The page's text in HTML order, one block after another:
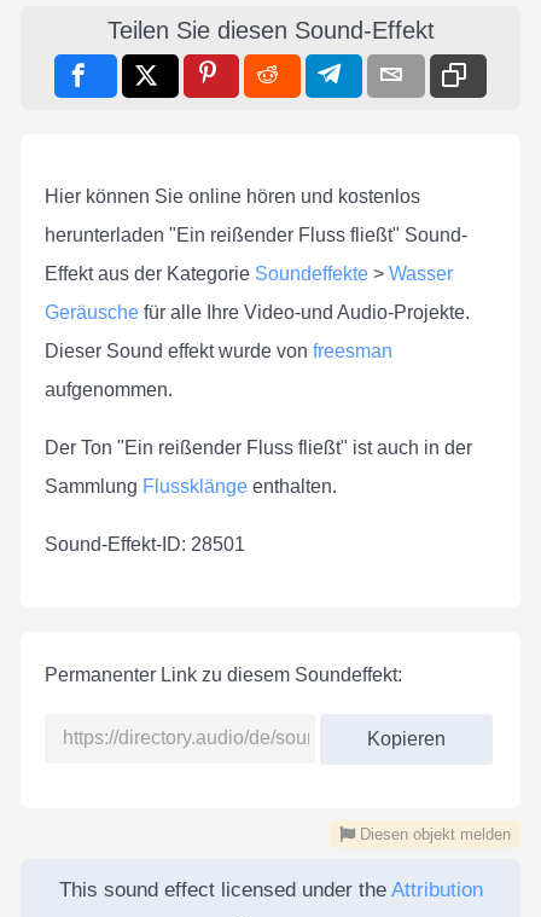
Teilen Sie diesen Sound-Effekt
Hier können Sie online hören und kostenlos
herunterladen "Ein reißender Fluss fließt" Sound-
Effekt aus der Kategorie Soundeffekte > Wasser
Geräusche für alle Ihre Video-und Audio-Projekte.
Dieser Sound effekt wurde von freesman
aufgenommen.
Der Ton "Ein reißender Fluss fließt" ist auch in der
Sammlung Flussklänge enthalten.
Sound-Effekt-ID: 28501
Permanenter Link zu diesem Soundeffekt:
Kopieren
Diesen objekt melden
This sound effect licensed under the Attribution